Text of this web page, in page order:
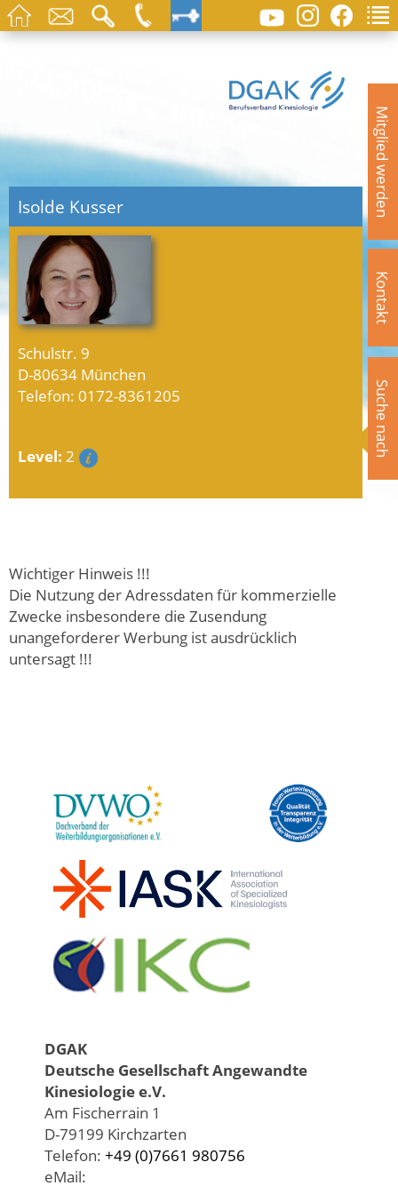
Mitglied werden
Kontakt
Suche nach
Isolde Kusser
Schulstr. 9
D-80634 München
Telefon: 0172-8361205
Level: 2
Wichtiger Hinweis !!!
Die Nutzung der Adressdaten für kommerzielle
Zwecke insbesondere die Zusendung
unangeforderer Werbung ist ausdrücklich
untersagt !!!
DGAK
Deutsche Gesellschaft Angewandte
Kinesiologie e.V.
Am Fischerrain 1
D-79199 Kirchzarten
Telefon: +49 (0)7661 980756
eMail: